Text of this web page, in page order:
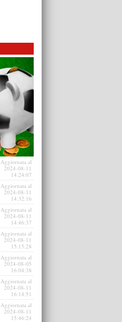
Aggiornata al
2024-08-11
14:24:07
Aggiornata al
2024-08-11
14:32:16
Aggiornata al
2024-08-11
14:46:37
Aggiornata al
2024-08-11
15:15:28
Aggiornata al
2024-08-05
16:04:38
Aggiornata al
2024-08-11
16:14:51
Aggiornata al
2024-08-11
15:46:24